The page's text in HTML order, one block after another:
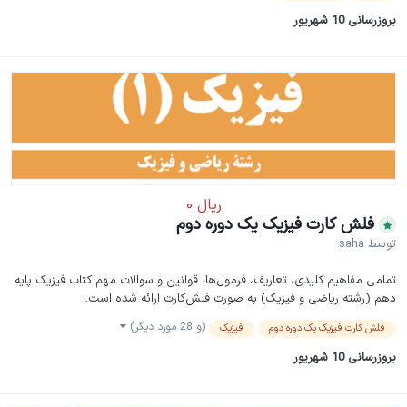
بروزرسانی 10 شهریور
فلش کارت فیزیک یک دوره دوم
توسطsaha
تمامی مفاهیم کلیدی، تعاریف، فرمول‌ها، قوانین و سوالات مهم کتاب فیزیک پایه
دهم (رشته ریاضی و فیزیک) به صورت فلش‌کارت ارائه شده است.
فلش کارت فیزیک یک دوره دوم فیزیک (و 28 مورد دیگر)
بروزرسانی 10 شهریور